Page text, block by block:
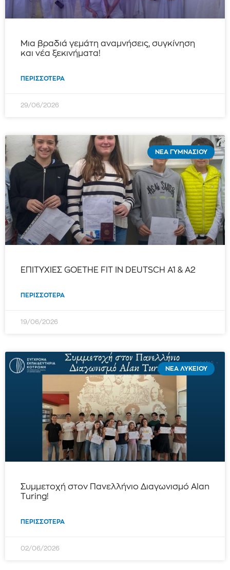
Μια βραδιά γεμάτη αναμνήσεις, συγκίνηση
και νέα ξεκινήματα!
ΠΕΡΙΣΣΌΤΕΡΑ
29/06/2026
ΝΈΑ ΓΥΜΝΑΣΊΟΥ
ΕΠΙΤΥΧΙΕΣ GOETHE FIT IN DEUTSCH Α1 & A2
ΠΕΡΙΣΣΌΤΕΡΑ
19/06/2026
ΝΈΑ ΛΥΚΕΊΟΥ
Συμμετοχή στον Πανελλήνιο Διαγωνισμό Alan
Turing!
ΠΕΡΙΣΣΌΤΕΡΑ
02/06/2026